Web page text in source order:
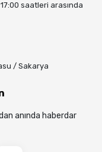
saatleri arasında
/ Sakarya
anında haberdar